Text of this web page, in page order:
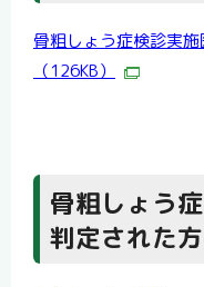
骨粗しょう症検診実
（126KB）
骨粗しょう
判定された